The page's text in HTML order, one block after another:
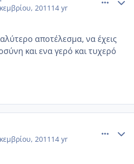
2011 14 yr
αποτέλεσμα, να έχεις
και ενα γερό και τυχερό
2011 14 yr